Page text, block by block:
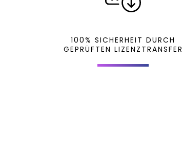
100% SICHERHEIT DURCH
GEPRÜFTEN LIZENZTRANSFER